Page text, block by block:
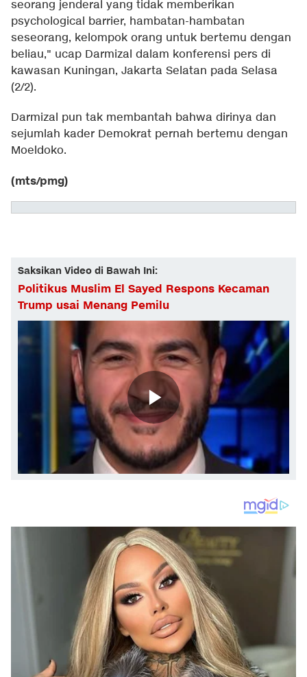
seorang jenderal yang tidak memberikan
psychological barrier, hambatan-hambatan
seseorang, kelompok orang untuk bertemu dengan
beliau," ucap Darmizal dalam konferensi pers di
kawasan Kuningan, Jakarta Selatan pada Selasa
(2/2).
Darmizal pun tak membantah bahwa dirinya dan
sejumlah kader Demokrat pernah bertemu dengan
Moeldoko.
(mts/pmg)
Saksikan Video di Bawah Ini:
Politikus Muslim El Sayed Respons Kecaman
Trump usai Menang Pemilu